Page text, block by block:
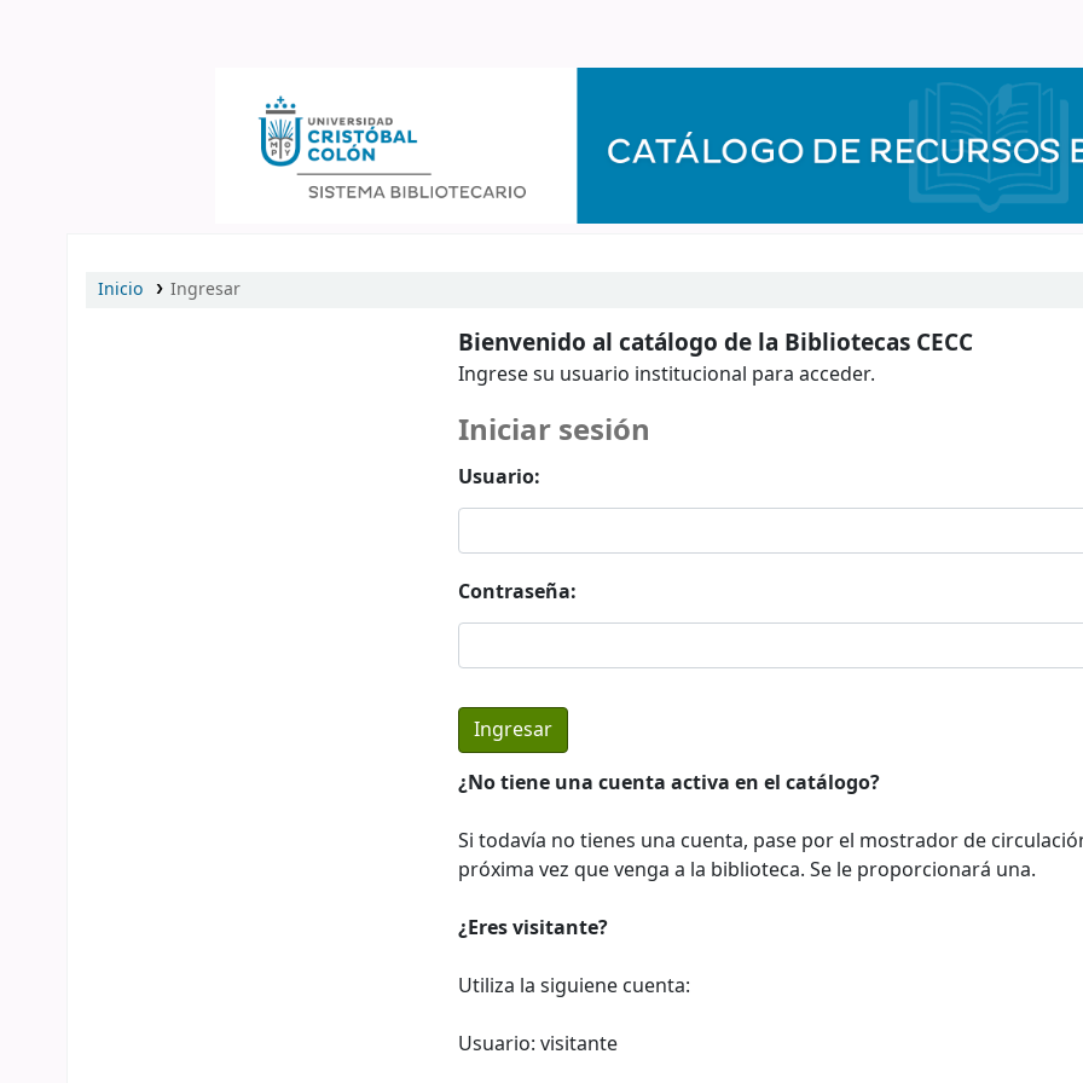
Inicio Ingresar
Bienvenido al catálogo de la Bibliotecas CECC
Ingrese su usuario institucional para acceder.
Iniciar sesión
Usuario:
Contraseña:
¿No tiene una cuenta activa en el catálogo?
Si todavía no tienes una cuenta, pase por el mostrador de
próxima vez que venga a la biblioteca. Se le proporcionará una.
¿Eres visitante?
Utiliza la siguiene cuenta:
Usuario: visitante